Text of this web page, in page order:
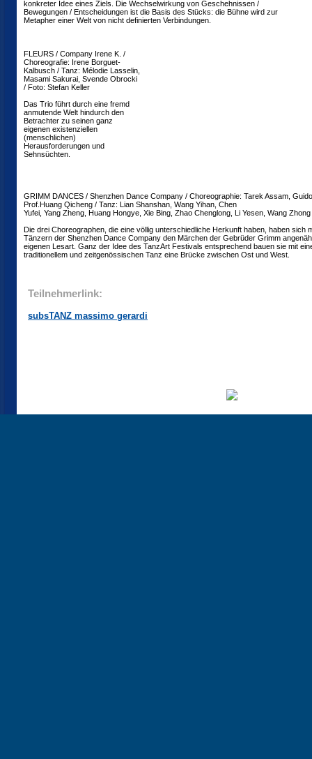
konkreter Idee eines Ziels. Die Wechselwirkung von Geschehnissen /
Bewegungen / Entscheidungen ist die Basis des Stücks: die Bühne wird zur
Metapher einer Welt von nicht definierten Verbindungen.
FLEURS / Company Irene K. /
Choreografie: Irene Borguet-
Kalbusch / Tanz: Mélodie Lasselin,
Masami Sakurai, Svende Obrocki
/ Foto: Stefan Keller
Das Trio führt durch eine fremd
anmutende Welt hindurch den
Betrachter zu seinen ganz
eigenen existenziellen
(menschlichen)
Herausforderungen und
Sehnsüchten.
GRIMM DANCES / Shenzhen Dance Company / Choreographie: Tarek Assam,
Prof.Huang Qicheng / Tanz: Lian Shanshan, Wang Yihan, Chen
Yufei, Yang Zheng, Huang Hongye, Xie Bing, Zhao Chenglong, Li Yesen, Wang Zhong
Die drei Choreographen, die eine völlig unterschiedliche Herkunft haben, haben sich
Tänzern der Shenzhen Dance Company den Märchen der Gebrüder Grimm
eigenen Lesart. Ganz der Idee des TanzArt Festivals entsprechend bauen sie mit
traditionellem und zeitgenössischen Tanz eine Brücke zwischen Ost und West.
Teilnehmerlink:
subsTANZ massimo gerardi